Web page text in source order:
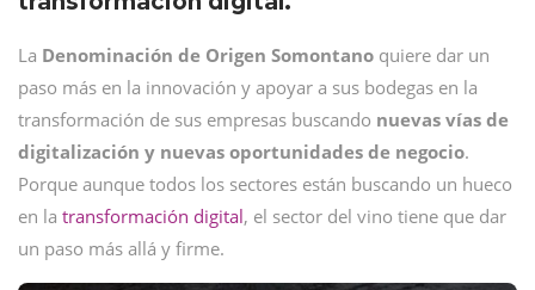
La Denominación de Origen Somontano quiere dar un
paso más en la innovación y apoyar a sus bodegas en la
transformación de sus empresas buscando nuevas vías de
digitalización y nuevas oportunidades de negocio.
Porque aunque todos los sectores están buscando un hueco
en la transformación digital, el sector del vino tiene que dar
un paso más allá y firme.